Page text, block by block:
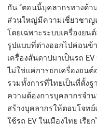
กัน “ตอนนี้บุคลากรทางด้า
ส่วนใหญ่มีความเชี่ยวชาญ
โดยเฉพาะระบบเครื่องยน
รูปแบบที่ต่างออกไปค่อนข้
เครื่องสันดาปมาเป็นรถ
ไม่ใช่แค่การยกเครื่องยน
รวมทั้งการที่ไทยเป็นที่ตั้ง
ความต้องการบุคลากรจำ
สร้างบุคลากรให้ตอบโจท
ใช้รถ EV ในเมืองไทย เรี